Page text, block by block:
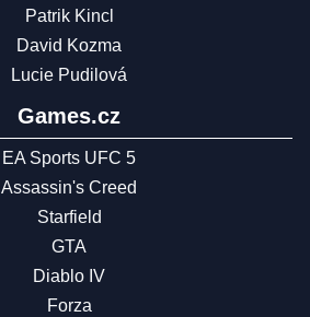
Patrik Kincl
David Kozma
Lucie Pudilová
Games.cz
EA Sports UFC 5
Assassin's Creed
Starfield
GTA
Diablo IV
Forza